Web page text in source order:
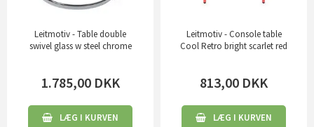
Leitmotiv - Table double
swivel glass w steel chrome
1.785,00 DKK
LÆG I KURVEN
Leitmotiv - Console table
Cool Retro bright scarlet red
813,00 DKK
LÆG I KURVEN